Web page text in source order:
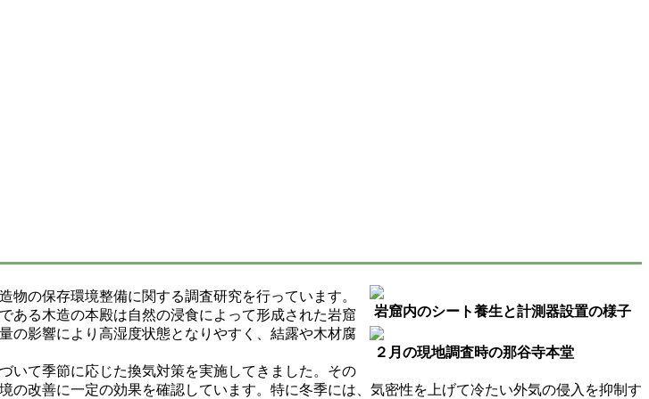
岩窟内のシート養生と計測器設置の様子
２月の現地調査時の那谷寺本堂
の保存環境整備に関する調査研究を行っています。
ある木造の本殿は自然の浸食によって形成された岩窟
の影響により高湿度状態となりやすく、結露や木材腐
いて季節に応じた換気対策を実施してきました。その
改善に一定の効果を確認しています。特に冬季には、気密性を上げて冷たい外気の侵入を抑制す